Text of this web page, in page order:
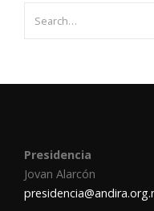
Presidencia
Jovan Alarcón